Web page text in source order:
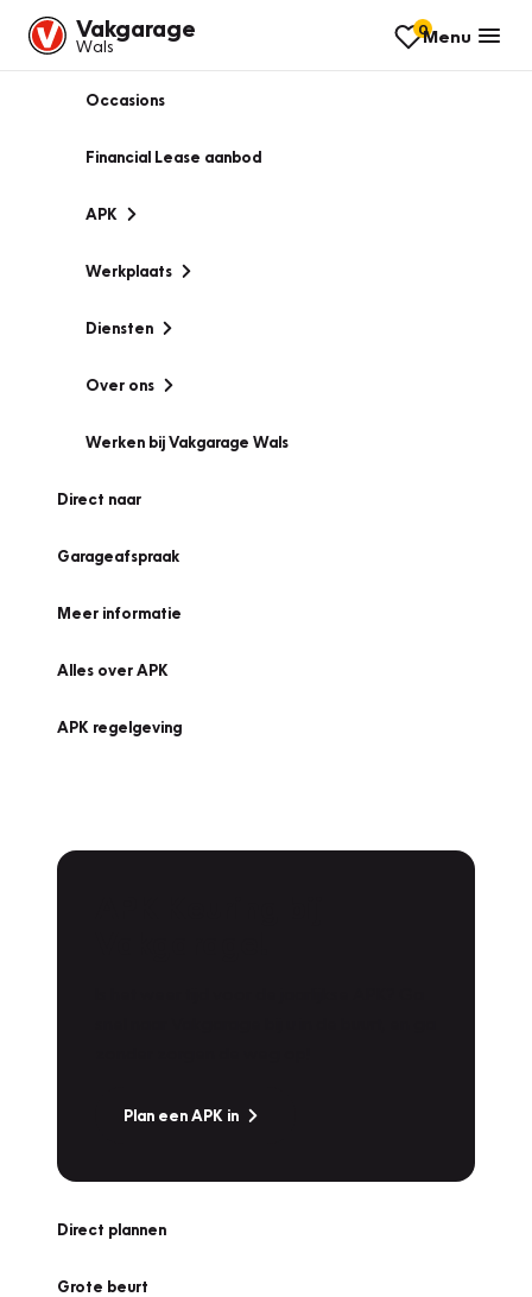
Vakgarage
Wals
0Menu
Occasions
Financial Lease aanbod
APK
Werkplaats
Diensten
Over ons
Werken bij Vakgarage Wals
Direct naar
Garageafspraak
Meer informatie
Alles over APK
APK regelgeving
Plan een APK in
Direct plannen
Grote beurt